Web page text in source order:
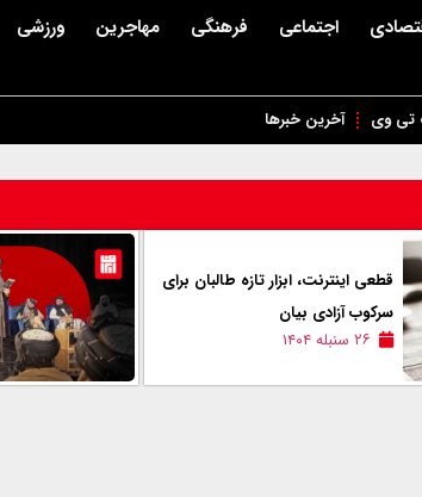
اجتماعی فرهنگی مهاجرین ورزشی
تی وی آخرین خبرها
قطعی اینترنت، ابزار تازه طالبان برای
سرکوب آزادی بیان
۲۶ سنبله ۱۴۰۴